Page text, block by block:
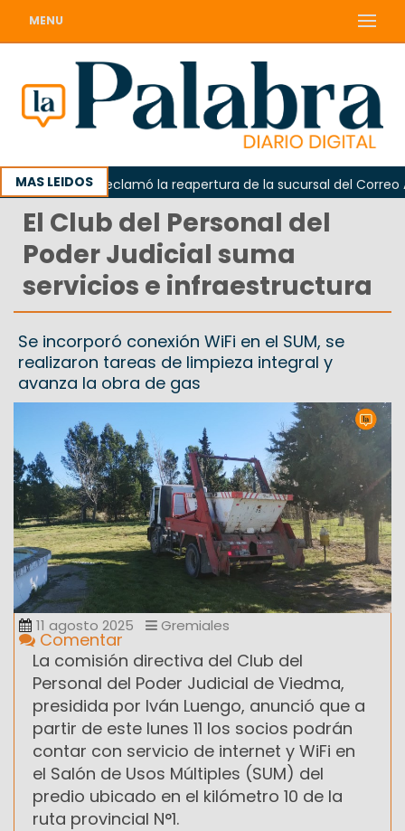
MENU
MAS LEIDOS
Odarda reclamó la reapertura de la sucursal del Correo
El Club del Personal del
Poder Judicial suma
servicios e infraestructura
Se incorporó conexión WiFi en el SUM, se
realizaron tareas de limpieza integral y
avanza la obra de gas
11 agosto 2025 Gremiales
Comentar
La comisión directiva del Club del
Personal del Poder Judicial de Viedma,
presidida por Iván Luengo, anunció que a
partir de este lunes 11 los socios podrán
contar con servicio de internet y WiFi en
el Salón de Usos Múltiples (SUM) del
predio ubicado en el kilómetro 10 de la
ruta provincial N°1.